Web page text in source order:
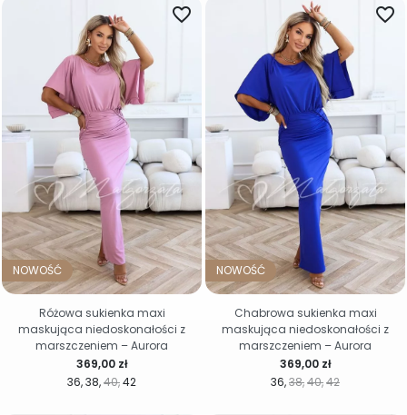
NOWOŚĆ
36 38 40 42
favorite_border
Cena
369,00 zł
Różowa sukienka maxi
maskująca niedoskonałości z
marszczeniem – Aurora
NOWOŚĆ
36 38 40 42
favorite_border
Cena
369,00 zł
Chabrowa sukienka maxi
maskująca niedoskonałości z
marszczeniem – Aurora